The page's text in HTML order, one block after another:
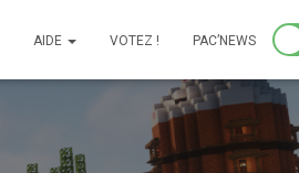
AIDE VOTEZ ! PAC’NEWS